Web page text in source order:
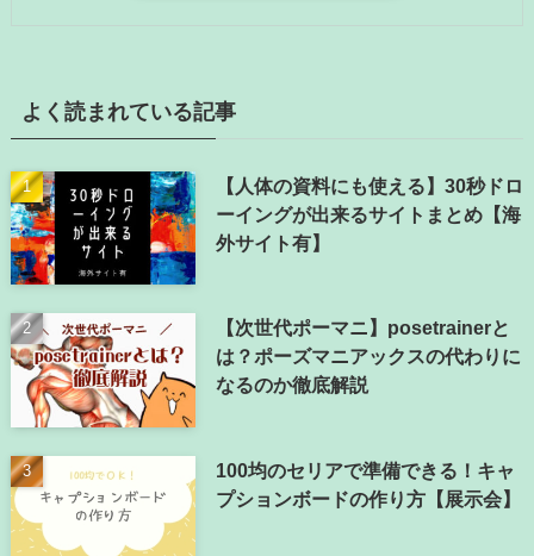
よく読まれている記事
【人体の資料にも使える】30秒ドロ
ーイングが出来るサイトまとめ【海
外サイト有】
【次世代ポーマニ】posetrainerと
は？ポーズマニアックスの代わりに
なるのか徹底解説
100均のセリアで準備できる！キャ
プションボードの作り方【展示会】